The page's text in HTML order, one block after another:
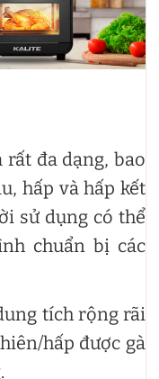
rất đa dạng, bao
hấp và hấp kết
sử dụng có thể
chuẩn bị các
tích rộng rãi
hấp được gà